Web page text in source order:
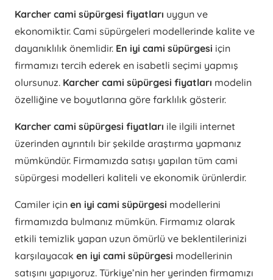
Karcher cami süpürgesi fiyatları uygun ve
ekonomiktir. Cami süpürgeleri modellerinde kalite ve
dayanıklılık önemlidir. En iyi cami süpürgesi için
firmamızı tercih ederek en isabetli seçimi yapmış
olursunuz. Karcher cami süpürgesi fiyatları modelin
özelliğine ve boyutlarına göre farklılık gösterir.
Karcher cami süpürgesi fiyatları ile ilgili internet
üzerinden ayrıntılı bir şekilde araştırma yapmanız
mümkündür. Firmamızda satışı yapılan tüm cami
süpürgesi modelleri kaliteli ve ekonomik ürünlerdir.
Camiler için en iyi cami süpürgesi modellerini
firmamızda bulmanız mümkün. Firmamız olarak
etkili temizlik yapan uzun ömürlü ve beklentilerinizi
karşılayacak en iyi cami süpürgesi modellerinin
satışını yapıyoruz. Türkiye’nin her yerinden firmamızı